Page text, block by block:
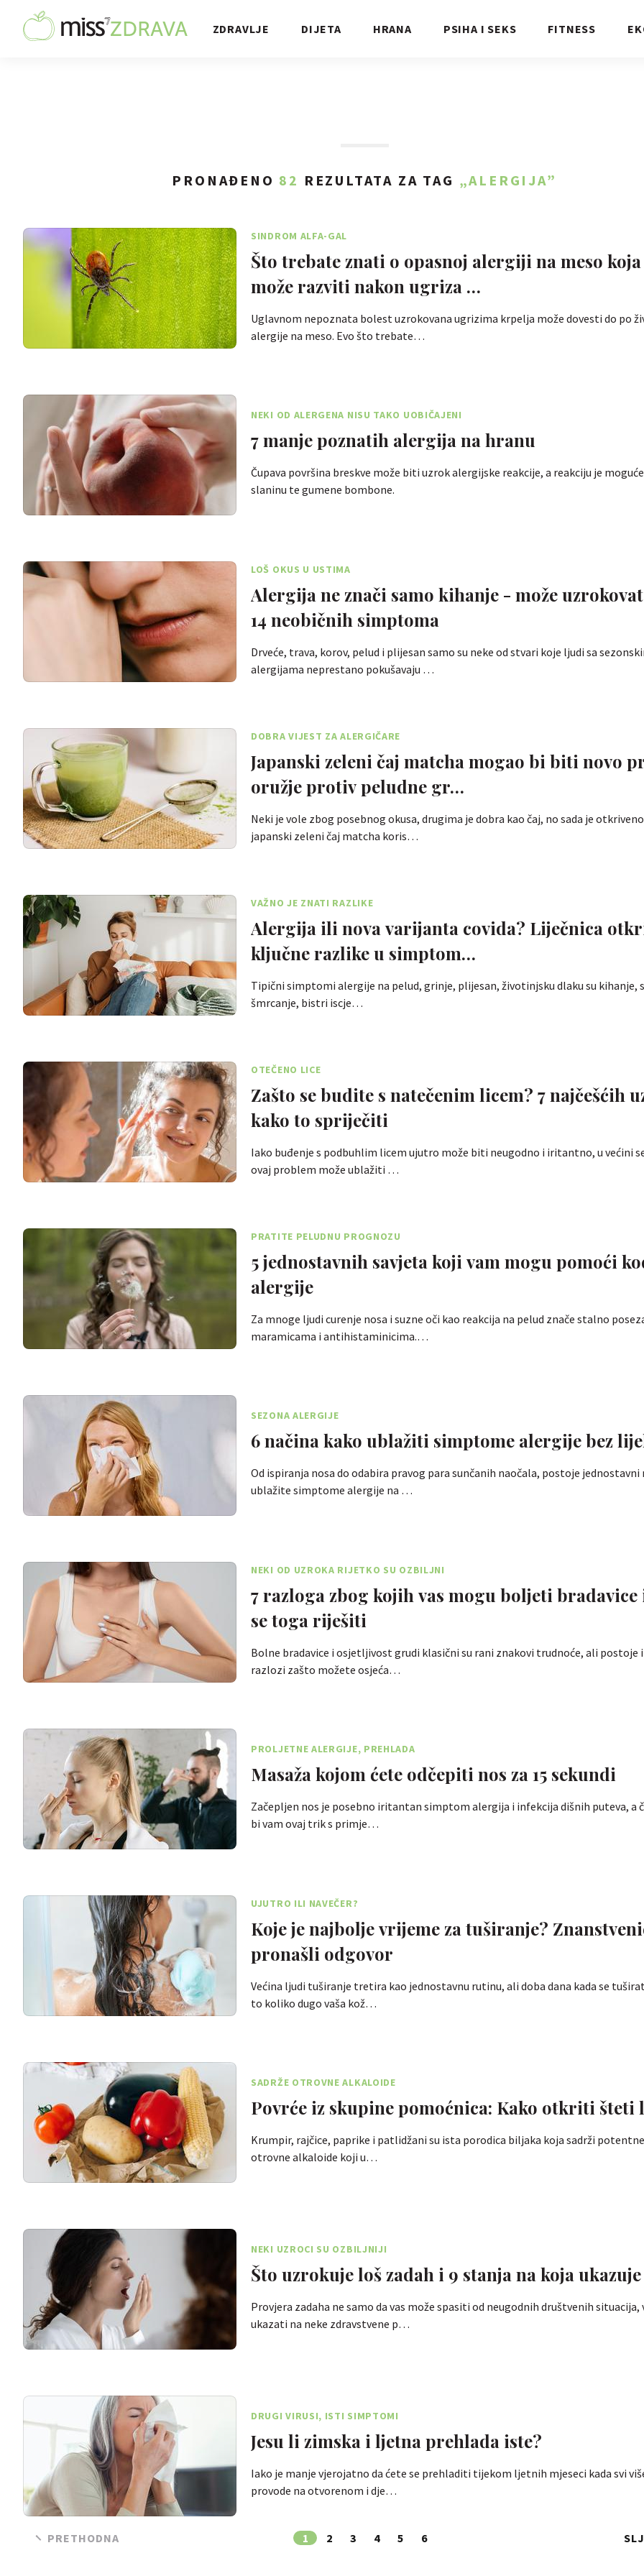
ZDRAVLJE DIJETA HRANA PSIHA I SEKS FITNESS
PRONAĐENO 82 REZULTATA ZA TAG „ALERGIJA”
SINDROM ALFA-GAL
Što trebate znati o opasnoj alergiji na meso koja
može razviti nakon ugriza …
Uglavnom nepoznata bolest uzrokovana ugrizima krpelja može dovesti do po
alergije na meso. Evo što trebate…
NEKI OD ALERGENA NISU TAKO UOBIČAJENI
7 manje poznatih alergija na hranu
Čupava površina breskve može biti uzrok alergijske reakcije, a reakciju je
slaninu te gumene bombone.
LOŠ OKUS U USTIMA
Alergija ne znači samo kihanje - može
14 neobičnih simptoma
Drveće, trava, korov, pelud i plijesan samo su neke od stvari koje ljudi sa
alergijama neprestano pokušavaju …
DOBRA VIJEST ZA ALERGIČARE
Japanski zeleni čaj matcha mogao bi biti novo
oružje protiv peludne gr…
Neki je vole zbog posebnog okusa, drugima je dobra kao čaj, no sada je
japanski zeleni čaj matcha koris…
VAŽNO JE ZNATI RAZLIKE
Alergija ili nova varijanta covida? Liječnica
ključne razlike u simptom…
Tipični simptomi alergije na pelud, grinje, plijesan, životinjsku dlaku su kihanje,
šmrcanje, bistri iscje…
OTEČENO LICE
Zašto se budite s natečenim licem? 7 najčešćih
kako to spriječiti
Iako buđenje s podbuhlim licem ujutro može biti neugodno i iritantno, u većini
ovaj problem može ublažiti …
PRATITE PELUDNU PROGNOZU
5 jednostavnih savjeta koji vam mogu pomoći
alergije
Za mnoge ljudi curenje nosa i suzne oči kao reakcija na pelud znače stalno
maramicama i antihistaminicima.…
SEZONA ALERGIJE
6 načina kako ublažiti simptome alergije bez
Od ispiranja nosa do odabira pravog para sunčanih naočala, postoje jednostavni
ublažite simptome alergije na …
NEKI OD UZROKA RIJETKO SU OZBILJNI
7 razloga zbog kojih vas mogu boljeti bradavice
se toga riješiti
Bolne bradavice i osjetljivost grudi klasični su rani znakovi trudnoće, ali postoje
razlozi zašto možete osjeća…
PROLJETNE ALERGIJE, PREHLADA
Masaža kojom ćete odčepiti nos za 15 sekundi
Začepljen nos je posebno iritantan simptom alergija i infekcija dišnih puteva, a
bi vam ovaj trik s primje…
UJUTRO ILI NAVEČER?
Koje je najbolje vrijeme za tuširanje?
pronašli odgovor
Većina ljudi tuširanje tretira kao jednostavnu rutinu, ali doba dana kada se
to koliko dugo vaša kož…
SADRŽE OTROVNE ALKALOIDE
Povrće iz skupine pomoćnica: Kako otkriti šteti
Krumpir, rajčice, paprike i patlidžani su ista porodica biljaka koja sadrži
otrovne alkaloide koji u…
NEKI UZROCI SU OZBILJNIJI
Što uzrokuje loš zadah i 9 stanja na koja ukazuje
Provjera zadaha ne samo da vas može spasiti od neugodnih društvenih situacija,
ukazati na neke zdravstvene p…
DRUGI VIRUSI, ISTI SIMPTOMI
Jesu li zimska i ljetna prehlada iste?
Iako je manje vjerojatno da ćete se prehladiti tijekom ljetnih mjeseci kada svi
provode na otvorenom i dje…
PRETHODNA 1 2 3 4 5 6